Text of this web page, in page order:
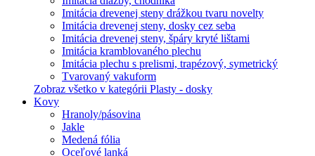
Imitácia drevenej steny drážkou tvaru novelty
Imitácia drevenej steny, dosky cez seba
Imitácia drevenej steny, špáry kryté lištami
Imitácia kramblovaného plechu
Imitácia plechu s prelismi, trapézový, symetrický
Tvarovaný vakuform
Zobraz všetko v kategórii Plasty - dosky
Kovy
Hranoly/pásovina
Jakle
Medená fólia
Oceľové lanká